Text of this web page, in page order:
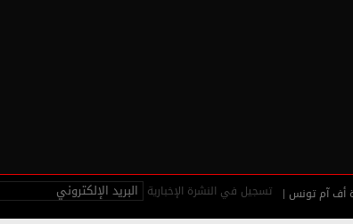
تسجيل في النشرة الإخبارية